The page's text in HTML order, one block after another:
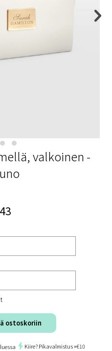
valkoinen -
ostoskoriin
Kiire? Pikavalmistus +€10